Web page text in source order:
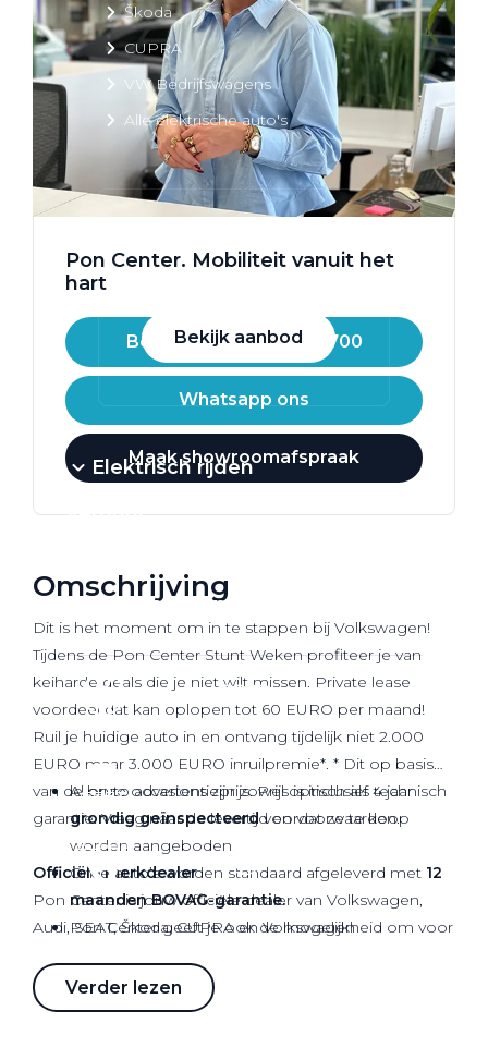
Škoda
CUPRA
VW Bedrijfswagens
Alle elektrische auto's
Bekijk aanbod
Elektrisch rijden
Verhuur
Werkplaatsafspraak
Pon Center. Mobiliteit vanuit het
hart
Bel ons op 085 - 07 14 700
Whatsapp ons
Maak showroomafspraak
Omschrijving
Dit is het moment om in te stappen bij Volkswagen!
Tijdens de Pon Center Stunt Weken profiteer je van
keiharde deals die je niet wilt missen. Private lease
voordeel dat kan oplopen tot 60 EURO per maand!
Ruil je huidige auto in en ontvang tijdelijk niet 2.000
EURO maar 3.000 EURO inruilpremie*. * Dit op basis
van de bruto advertentieprijs. Prijs is inclusief 4 jaar
garantie. Vraag naar de levertijd en voorwaarden.
Officiële merkdealer
Pon Center is jouw officiële dealer van Volkswagen,
Audi, SEAT, Škoda, CUPRA en Volkswagen
Onze service en diensten
Al onze occasions zijn zowel optisch als technisch
grondig geïnspecteerdvoordat ze te koop
worden aangeboden.
Onze auto’s worden standaard afgeleverd met 12
maanden BOVAG-garantie.
Pon Center geeft je ook de mogelijkheid om voor
Center Premium Pakkket: o.a. een
onderhoudsvrij garantie
Verder lezen